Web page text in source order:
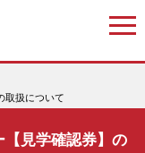
取扱について
見学確認券】の